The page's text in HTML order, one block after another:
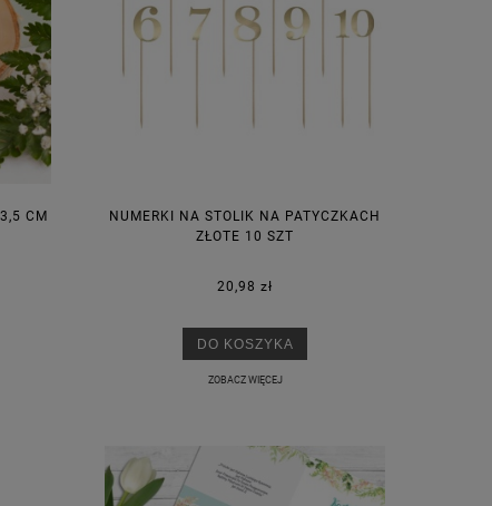
CM
NUMERKI NA STOLIK NA PATYCZKACH
ZŁOTE 10 SZT
20,98 zł
DO KOSZYKA
ZOBACZ WIĘCEJ